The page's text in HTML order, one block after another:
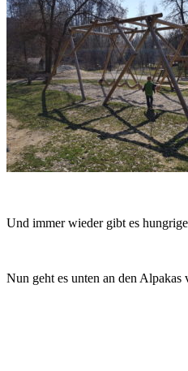
Und immer wieder gibt es
Nun geht es unten an den